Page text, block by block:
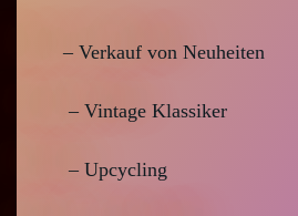
– Verkauf von Neuheiten
– Vintage Klassiker
– Upcycling